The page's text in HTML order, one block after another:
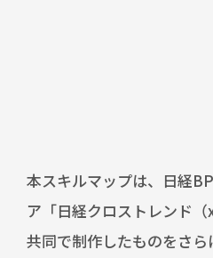
本スキルマップは、日経
ア「日経クロストレンド
共同で制作したものをさら